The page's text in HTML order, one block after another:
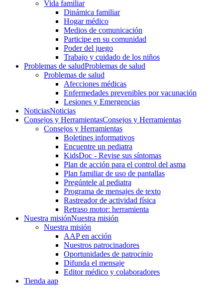
Vida familiar
Dinámica familiar
Hogar médico
Medios de comunicación
Participe en su comunidad
Poder del juego
Trabajo y cuidado de los niños
Problemas de saludProblemas de salud
Problemas de salud
Afecciones médicas
Enfermedades prevenibles por vacunación
Lesiones y Emergencias
NoticiasNoticias
Consejos y HerramientasConsejos y Herramientas
Consejos y Herramientas
Boletines informativos
Encuentre un pediatra
KidsDoc - Revise sus síntomas
Plan de acción para el control del asma
Plan familiar de uso de pantallas
Pregúntele al pediatra
Programa de mensajes de texto
Rastre​​ador de activida​d física
Retraso motor: herramienta
Nuestra misiónNuestra misión
Nuestra misión
AAP en acción
Nuestros patrocinadores
Oportunidades de patrocinio
Difunda el mensaje
Editor médico y colaboradores
Tienda aap